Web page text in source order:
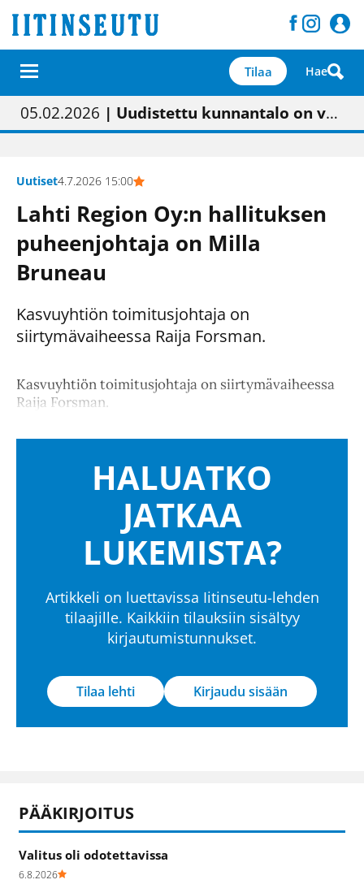
Tilaa Hae
01.02.2026 | Painon vaihtumisen pitäisi näkyä hieman parempana painojäljen laatuna lehdessä
05.02.2026 | Uudistettu kunnantalo on valoisa
23.04.2026 | “Olemme käynnistämässä uudelleen keskustavisiotyön”
09.05.2026| "Maalla on totuttu elämään omavaraisemmin kuin kaupungissa"
Uutiset4.7.2026 15:00
Lahti Region Oy:n hallituksen
puheenjohtaja on Milla
Bruneau
Kasvuyhtiön toimitusjohtaja on
siirtymävaiheessa Raija Forsman.
Kasvuyhtiön toimitusjohtaja on siirtymävaiheessa
Raija Forsman.
HALUATKO
JATKAA
LUKEMISTA?
Artikkeli on luettavissa Iitinseutu-lehden
tilaajille. Kaikkiin tilauksiin sisältyy
kirjautumistunnukset.
Tilaa lehti Kirjaudu sisään
PÄÄKIRJOITUS
Valitus oli odotettavissa
6.8.2026